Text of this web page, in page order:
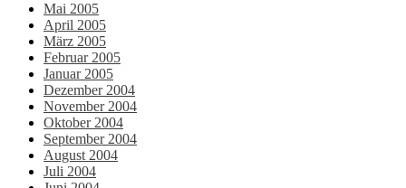
Mai 2005
April 2005
März 2005
Februar 2005
Januar 2005
Dezember 2004
November 2004
Oktober 2004
September 2004
August 2004
Juli 2004